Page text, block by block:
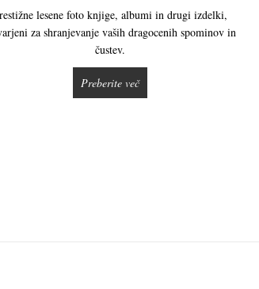
lesene foto knjige, albumi in drugi izdelki,
za shranjevanje vaših dragocenih spominov in
čustev.
Preberite več